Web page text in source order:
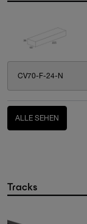
CV70-F-24-N
ALLE SEHEN
Tracks